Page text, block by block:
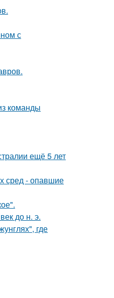
с
команды
ещё 5 лет
сред - опавшие
до н. э.
где